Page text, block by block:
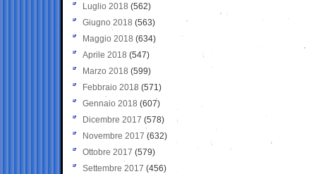
Luglio 2018 (562)
Giugno 2018 (563)
Maggio 2018 (634)
Aprile 2018 (547)
Marzo 2018 (599)
Febbraio 2018 (571)
Gennaio 2018 (607)
Dicembre 2017 (578)
Novembre 2017 (632)
Ottobre 2017 (579)
Settembre 2017 (456)